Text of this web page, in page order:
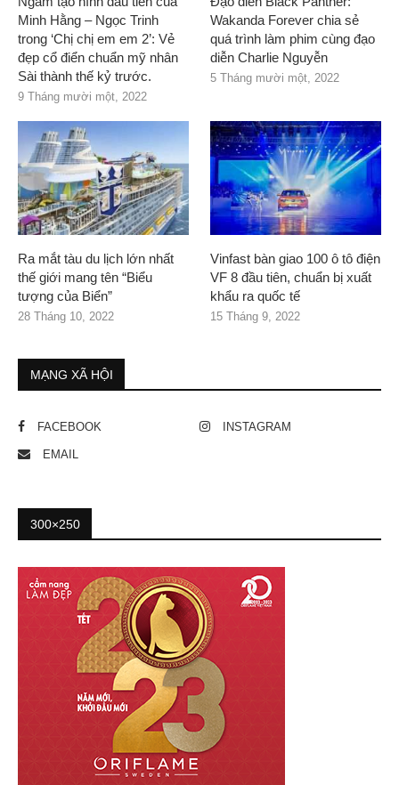
Minh Hằng – Ngọc Trinh
trong ‘Chị chị em em 2’: Vẻ
đẹp cổ điển chuẩn mỹ nhân
Sài thành thế kỷ trước.
9 Tháng mười một, 2022
Wakanda Forever chia sẻ
quá trình làm phim cùng đạo
diễn Charlie Nguyễn
5 Tháng mười một, 2022
Ra mắt tàu du lịch lớn nhất
thế giới mang tên “Biểu
tượng của Biển”
28 Tháng 10, 2022
Vinfast bàn giao 100 ô tô điện
VF 8 đầu tiên, chuẩn bị xuất
khẩu ra quốc tế
15 Tháng 9, 2022
MẠNG XÃ HỘI
FACEBOOK INSTAGRAM
EMAIL
300×250